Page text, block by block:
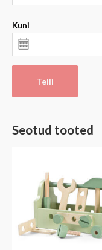
Kuni
Telli
Seotud tooted